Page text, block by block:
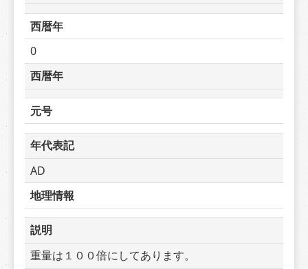
西暦年
0
西暦年
元号
年代表記
AD
地理情報
説明
重量は１００倍にしてあります。